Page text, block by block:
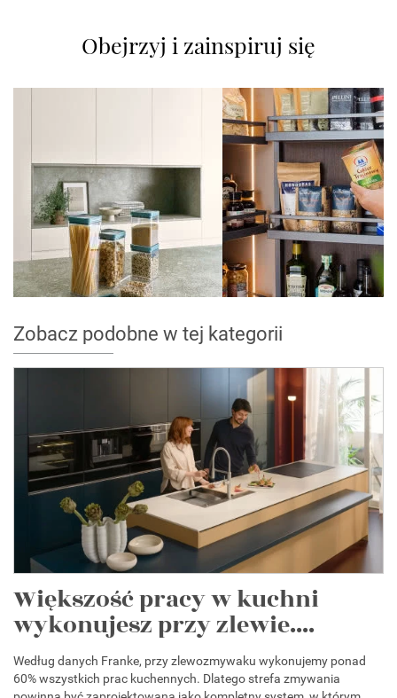
Obejrzyj i zainspiruj się
Zobacz podobne w tej kategorii
Większość pracy w kuchni
wykonujesz przy zlewie....
Według danych Franke, przy zlewozmywaku wykonujemy ponad
60% wszystkich prac kuchennych. Dlatego strefa zmywania